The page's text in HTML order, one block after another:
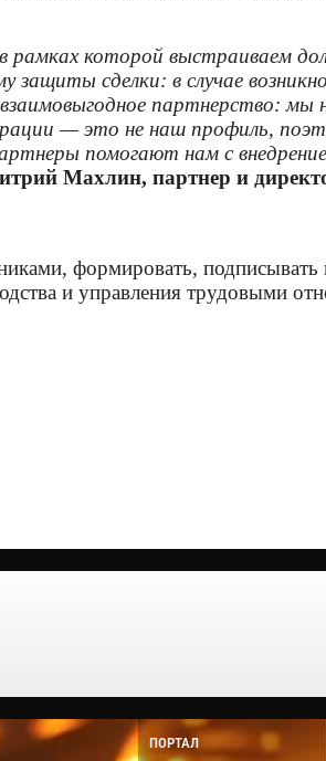
которой выстраиваем
сделки: в случае
партнерство:
— это не наш профиль,
помогают нам с
Махлин, партнер и
формировать,
и управления трудовыми
ПОРТАЛ